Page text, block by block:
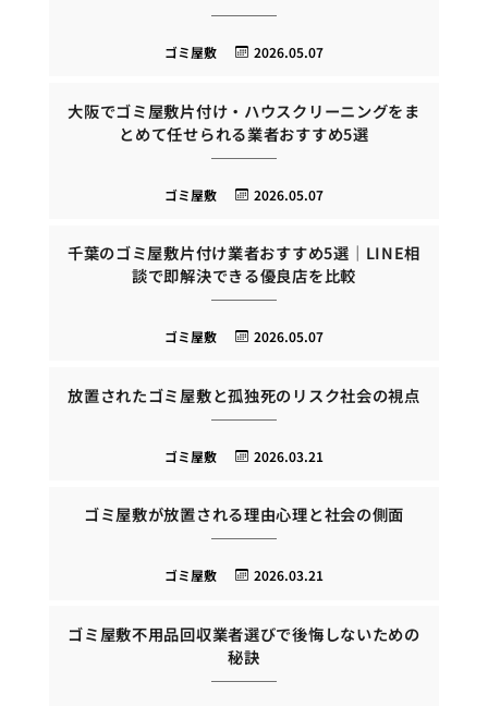
2026.05.07
ゴミ屋敷
大阪でゴミ屋敷片付け・ハウスクリーニングをま
とめて任せられる業者おすすめ5選
2026.05.07
ゴミ屋敷
千葉のゴミ屋敷片付け業者おすすめ5選｜LINE相
談で即解決できる優良店を比較
2026.05.07
ゴミ屋敷
放置されたゴミ屋敷と孤独死のリスク社会の視点
2026.03.21
ゴミ屋敷
ゴミ屋敷が放置される理由心理と社会の側面
2026.03.21
ゴミ屋敷
ゴミ屋敷不用品回収業者選びで後悔しないための
秘訣